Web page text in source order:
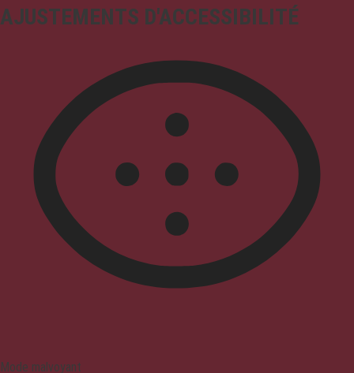
AJUSTEMENTS D'ACCESSIBILITÉ
Mode malvoyant